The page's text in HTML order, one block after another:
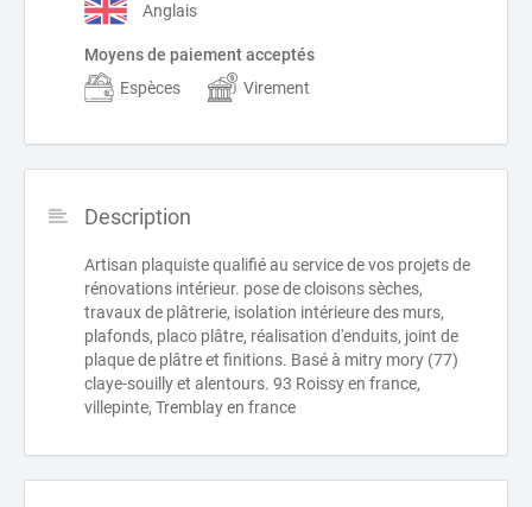
Anglais
Moyens de paiement acceptés
Espèces
Virement
Description
Artisan plaquiste qualifié au service de vos projets de
rénovations intérieur. pose de cloisons sèches,
travaux de plâtrerie, isolation intérieure des murs,
plafonds, placo plâtre, réalisation d'enduits, joint de
plaque de plâtre et finitions. Basé à mitry mory (77)
claye-souilly et alentours. 93 Roissy en france,
villepinte, Tremblay en france